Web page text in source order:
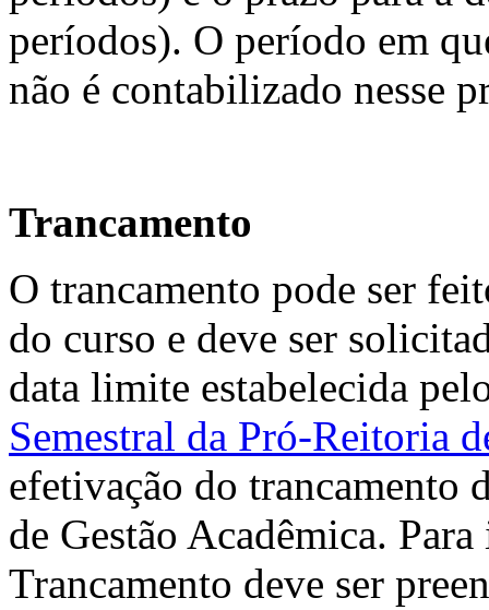
períodos). O período em
não é contabilizado nesse
Trancamento
O trancamento pode ser
do curso e deve ser
data limite estabelecida
Semestral da Pró-Reitoria
efetivação do trancamento
de Gestão Acadêmica.
Trancamento deve ser